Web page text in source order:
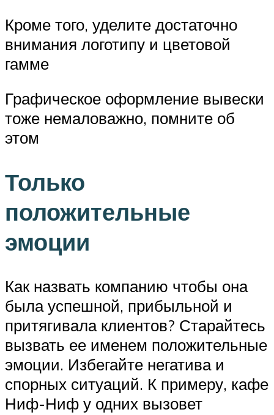
Кроме того, уделите достаточно
внимания логотипу и цветовой
гамме
Графическое оформление вывески
тоже немаловажно, помните об
этом
Только
положительные
эмоции
Как назвать компанию чтобы она
была успешной, прибыльной и
притягивала клиентов? Старайтесь
вызвать ее именем положительные
эмоции. Избегайте негатива и
спорных ситуаций. К примеру, кафе
Ниф-Ниф у одних вызовет